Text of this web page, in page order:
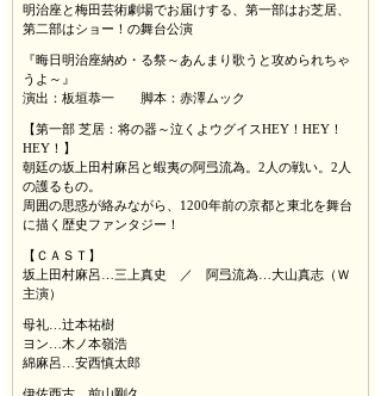
明治座と梅田芸術劇場でお届けする、第一部はお芝居、
第二部はショー！の舞台公演
『晦日明治座納め・る祭～あんまり歌うと攻められちゃ
うよ～』
演出：板垣恭一 脚本：赤澤ムック
【第一部 芝居：将の器～泣くよウグイスHEY！HEY！
HEY！】
朝廷の坂上田村麻呂と蝦夷の阿弖流為。2人の戦い。2人
の護るもの。
周囲の思惑が絡みながら、1200年前の京都と東北を舞台
に描く歴史ファンタジー！
【ＣＡＳＴ】
坂上田村麻呂…三上真史 ／ 阿弖流為…大山真志（Ｗ
主演）
母礼…辻本祐樹
ヨン…木ノ本嶺浩
綿麻呂…安西慎太郎